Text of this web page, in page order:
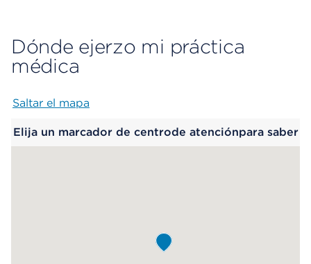
Dónde ejerzo mi práctica
médica
Saltar el mapa
Elija un marcador de centrode atenciónpara saber